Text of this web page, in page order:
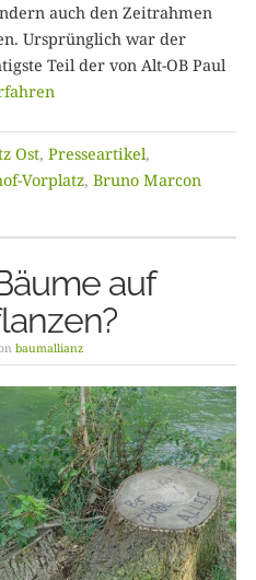
auch den Zeitrahmen
Ursprünglich war der
Teil der von Alt-OB Paul
Ost, Presseartikel,
Vorplatz, Bruno Marcon
auf
baumallianz